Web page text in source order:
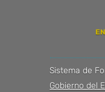
Sistema de
Gobierno del